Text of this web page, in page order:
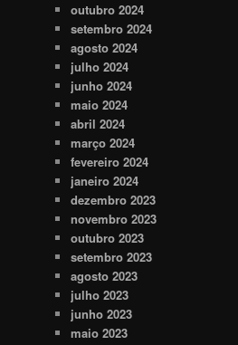
outubro 2024
setembro 2024
agosto 2024
julho 2024
junho 2024
maio 2024
abril 2024
março 2024
fevereiro 2024
janeiro 2024
dezembro 2023
novembro 2023
outubro 2023
setembro 2023
agosto 2023
julho 2023
junho 2023
maio 2023